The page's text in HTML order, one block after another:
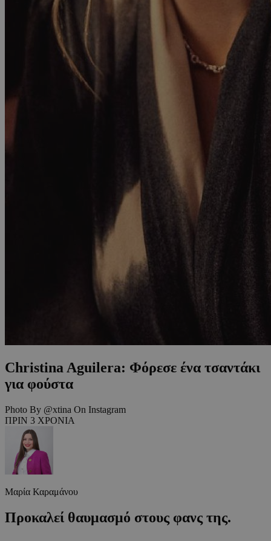
Christina Aguilera: Φόρεσε ένα τσαντάκι
για φούστα
Photo By @xtina On Instagram
ΠΡΙΝ 3 ΧΡΟΝΙΑ
Μαρία Καραμάνου
Προκαλεί θαυμασμό στους φανς της.